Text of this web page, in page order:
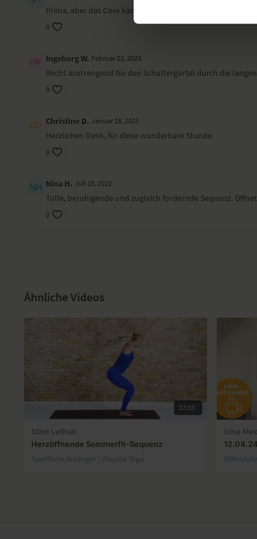
Prima, aber das Core kam etwas zu kurz.
0
Ingeborg W. Februar 22, 2023
Recht anstrengend für den Schultergürtel durch die
0
Christine D. Januar 18, 2023
Herzlichen Dank, für diese wunderbare Stunde.
0
Nina H. Juli 15, 2022
Tolle, beruhigende und zugleich fordernde Sequenz.
0
Ähnliche Videos
37:33
Stine Lethan
Herzöffnende Sommerfit-Sequenz
Sportliche Anfänger | Vinyasa Yoga
Irina Alex